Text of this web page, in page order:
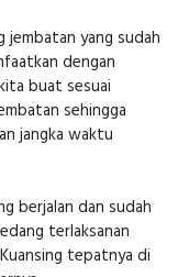
jembatan yang sudah
dengan
buat sesuai
sehingga
jangka waktu
berjalan dan sudah
terlaksanan
tepatnya di